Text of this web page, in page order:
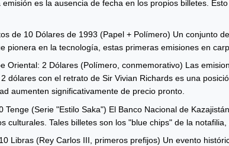
es la ausencia de fecha en los propios billetes.
de 10 Dólares de 1993 (Papel + Polímero) Un conjunto
pionera en la tecnología, estas primeras emisiones en
Oriental: 2 Dólares (Polímero, conmemorativo) Las
dólares con el retrato de Sir Vivian Richards es una
aumenten significativamente de precio pronto.
Tenge (Serie "Estilo Saka") El Banco Nacional de
culturales. Tales billetes son los "blue chips" de la
Libras (Rey Carlos III, primeros prefijos) Un evento